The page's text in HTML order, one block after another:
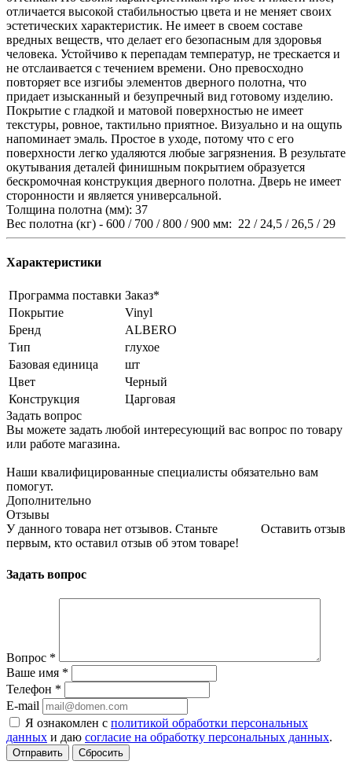
отличается высокой стабильностью цвета и не меняет своих
эстетических характеристик. Не имеет в своем составе
вредных веществ, что делает его безопасным для здоровья
человека. Устойчиво к перепадам температур, не трескается и
не отслаивается с течением времени. Оно превосходно
повторяет все изгибы элементов дверного полотна, что
придает изысканный и безупречный вид готовому изделию.
Покрытие с гладкой и матовой поверхностью не имеет
текстуры, ровное, тактильно приятное. Визуально и на ощупь
напоминает эмаль. Простое в уходе, потому что с его
поверхности легко удаляются любые загрязнения. В результате
окутывания деталей финишным покрытием образуется
бескромочная конструкция дверного полотна. Дверь не имеет
сторонности и является универсальной.
Толщина полотна (мм): 37
Вес полотна (кг) - 600 / 700 / 800 / 900 мм: 22 / 24,5 / 26,5 / 29
Характеристики
Программа поставки Заказ*
Покрытие
Vinyl
Бренд
ALBERO
Тип
глухое
Базовая единица
шт
Цвет
Черный
Конструкция
Царговая
Задать вопрос
Вы можете задать любой интересующий вас вопрос по товару
или работе магазина.
Наши квалифицированные специалисты обязательно вам
помогут.
Дополнительно
Отзывы
Оставить отзыв
У данного товара нет отзывов. Станьте
первым, кто оставил отзыв об этом товаре!
Задать вопрос
Вопрос *
Ваше имя *
Телефон *
E-mail
Я ознакомлен с политикой обработки персональных
данных и даю согласие на обработку персональных данных.
Сбросить